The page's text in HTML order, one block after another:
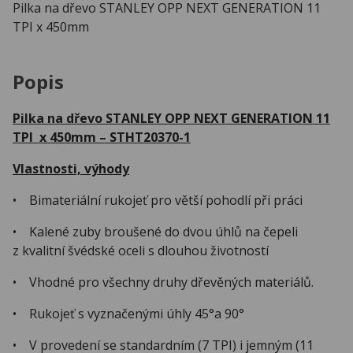
Pilka na dřevo STANLEY OPP NEXT GENERATION 11
TPI x 450mm
Popis
Pilka na dřevo STANLEY OPP NEXT GENERATION 11
TPI x 450mm – STHT20370-1
Vlastnosti, výhody
• Bimateriální rukojeť pro větší pohodlí při práci
• Kalené zuby broušené do dvou úhlů na čepeli
z kvalitní švédské oceli s dlouhou životností
• Vhodné pro všechny druhy dřevěných materiálů.
• Rukojeť s vyznačenými úhly 45°a 90°
• V provedení se standardním (7 TPI) i jemným (11